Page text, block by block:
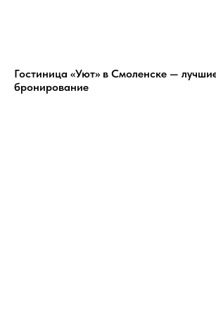
Гостиница «Уют» в Смоленске —
бронирование